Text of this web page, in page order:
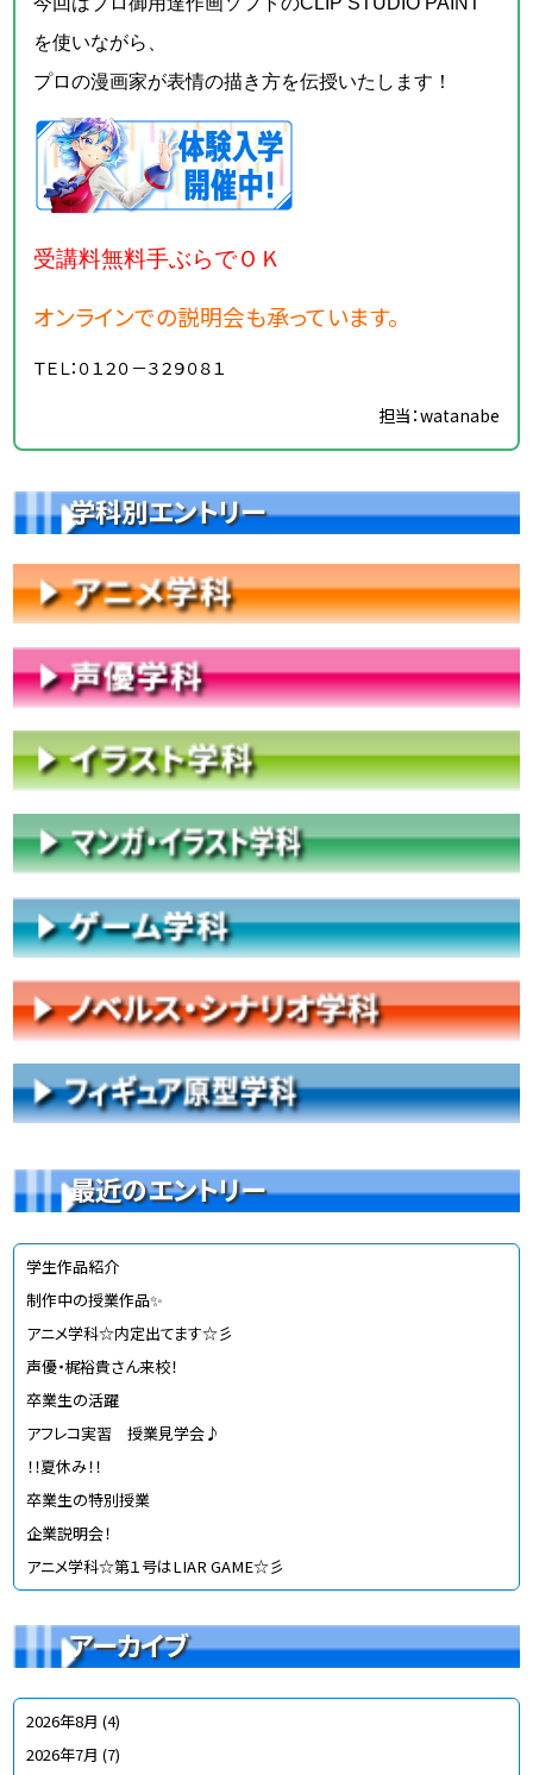
学科別エントリー
最近のエントリー
学生作品紹介
制作中の授業作品✨
アニメ学科☆内定出てます☆彡
声優・梶裕貴さん来校！
卒業生の活躍
アフレコ実習 授業見学会♪
！！夏休み！！
卒業生の特別授業
企業説明会！
アニメ学科☆第１号はLIAR GAME☆彡
アーカイブ
2026年8月 (4)
2026年7月 (7)
を使いながら、
プロの漫画家が表情の描き方を伝授いたします！
受講料無料手ぶらでＯＫ
オンラインでの説明会も承っています。
ＴＥＬ：０１２０－３２９０８１
担当：watanabe